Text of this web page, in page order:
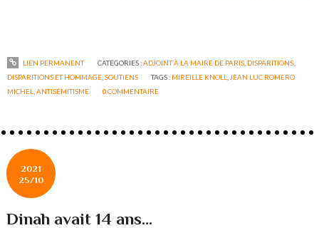
LIEN PERMANENT CATÉGORIES :ADJOINT À LA MAIRE DE PARIS, DISPARITIONS,
DISPARITIONS ET HOMMAGE ,SOUTIENS TAGS : MIREILLE KNOLL
JEAN LUC ROMERO
MICHEL ,ANTISÉMITISME 0COMMENTAIRE
2021
25/10
Dinah avait 14 ans...